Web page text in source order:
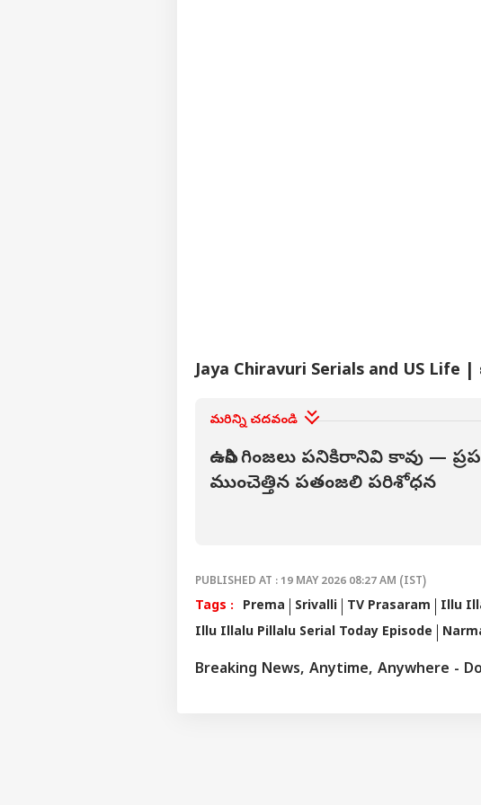
Jaya Chiravuri Serials and US
మరిన్ని చదవండి
ఉసిరి గింజలు పనికిరానివి కావు —
ముంచెత్తిన పతంజలి పరిశోధన
PUBLISHED AT : 19 MAY 2026 08:27 AM (IST)
Tags : Prema Srivalli TV Prasaram
Illu
Illu Illalu Pillalu Serial Today Episode
Breaking News, Anytime, Anywhere -